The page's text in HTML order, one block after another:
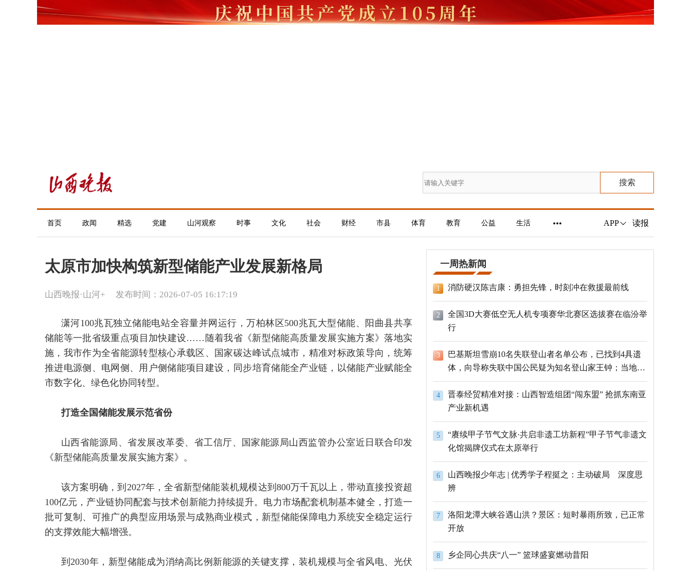
搜索
首页 政闻 精选 党建 山河观察 时事 文化 社会 财经 市县 体育 教育 公益 生活 APP 读报
太原市加快构筑新型储能产业发展新格局
山西晚报·山河+ 发布时间：2026-07-05 16:17:19
潇河100兆瓦独立储能电站全容量并网运行，万柏林区500兆瓦大型储能、阳曲县共享
储能等一批省级重点项目加快建设……随着我省《新型储能高质量发展实施方案》落地实
施，我市作为全省能源转型核心承载区、国家碳达峰试点城市，精准对标政策导向，统筹
推进电源侧、电网侧、用户侧储能项目建设，同步培育储能全产业链，以储能产业赋能全
市数字化、绿色化协同转型。
打造全国储能发展示范省份
山西省能源局、省发展改革委、省工信厅、国家能源局山西监管办公室近日联合印发
《新型储能高质量发展实施方案》。
该方案明确，到2027年，全省新型储能装机规模达到800万千瓦以上，带动直接投资超
100亿元，产业链协同配套与技术创新能力持续提升。电力市场配套机制基本健全，打造一
批可复制、可推广的典型应用场景与成熟商业模式，新型储能保障电力系统安全稳定运行
的支撑效能大幅增强。
到2030年，新型储能成为消纳高比例新能源的关键支撑，装机规模与全省风电、光伏
一周热新闻
1 消防硬汉陈吉康：勇担先锋，时刻冲在救援最前线
2
全国3D大赛低空无人机专项赛华北赛区选拔赛在临汾举
行
3
巴基斯坦雪崩10名失联登山者名单公布，已找到4具遗
体，向导称失联中国公民疑为知名登山家王钟；当地官
员：已定位到3个追踪器
4
晋泰经贸精准对接：山西智造组团“闯东盟” 抢抓东南亚
产业新机遇
5
“赓续甲子节气文脉·共启非遗工坊新程”甲子节气非遗文
化馆揭牌仪式在太原举行
6
山西晚报少年志 | 优秀学子程挺之：主动破局 深度思
辨
7
洛阳龙潭大峡谷遇山洪？景区：短时暴雨所致，已正常
开放
8 乡企同心共庆“八一” 篮球盛宴燃动昔阳